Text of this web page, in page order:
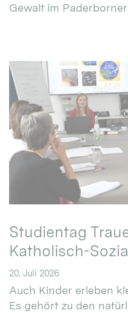
Gewalt im
Studientag
Katholisch-
20. Juli 2026
Auch Kinder erleben
Es gehört zu den